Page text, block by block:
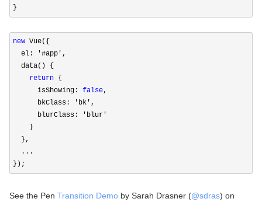
}
new Vue({
  el:
'#app' ,
  data() {
return {
      isShowing:
false,
      bkClass:
'bk' ,
      blurClass:
'blur'
    }
  },
  ...
});
See the Pen Transition Demo by Sarah Drasner (@sdras) on